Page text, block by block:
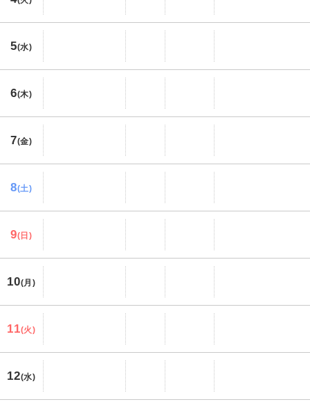
5(水)
6(木)
7(金)
8(土)
9(日)
10(月)
11(火)
12(水)